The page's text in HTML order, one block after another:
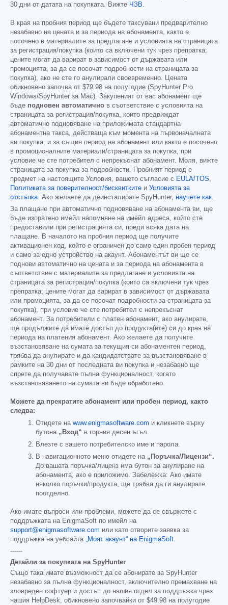
30 дни от датата на покупката. Вижте ЧЗВ
В края на пробния период ще бъдете таксувани предварително
незабавно на цената и за периода на абонамента, както е
посочено в материалите за предлагане и условията на страницата
за регистрация/покупка (които са включени тук чрез препратка;
цените могат да варират в зависимост от държавата или
промоцията, за да се посочат подробности на страницата за
покупка), ако не сте го анулирали своевременно. Цената
обикновено започва от $79.98 на полугодие (SpyHunter Pro
Windows/SpyHunter за Mac). Закупеният от вас абонамент ще
бъде подновен автоматично в съответствие с условията на
страницата за регистрация/покупка, които предвиждат
автоматично подновяване на приложимата стандартна
абонаментна такса, действаща към момента на първоначалната
ви покупка, и за същия период на абонамент или както е посочено
в промоционалните материали/страницата за покупка, при
условие че сте потребител с непрекъснат абонамент. Моля, вижте
страницата за покупка за подробности. Пробният период е
предмет на настоящите Условия, вашето съгласие с EULA/TOS
Политиката за поверителност/бисквитките и Условията за
отстъпка . Ако желаете да деинсталирате SpyHunter, научете как
За плащане при автоматично подновяване на абонамента ви, ще
бъде изпратено имейл напомняне на имейл адреса, който сте
предоставили при регистрацията си, преди всяка дата на
плащане. В началото на пробния период ще получите
активационен код, който е ограничен до само един пробен период
и само за едно устройство на акаунт. Абонаментът ви ще се
поднови автоматично на цената и за периода на абонамента в
съответствие с материалите за предлагане и условията на
страницата за регистрация/покупка (които са включени тук чрез
препратка; цените могат да варират в зависимост от държавата
или промоцията, за да се посочат подробности за страницата за
покупка), при условие че сте потребител с непрекъснат
абонамент. За потребители с платен абонамент, ако анулирате,
ще продължите да имате достъп до продукта(ите) си до края на
периода на платения абонамент. Ако желаете да получите
възстановяване на сумата за текущия си абонаментен период,
трябва да анулирате и да кандидатствате за възстановяване в
рамките на 30 дни от последната ви покупка и незабавно ще
спрете да получавате пълна функционалност, когато
възстановяването на сумата ви бъде обработено.
Можете да прекратите абонамент или пробен период, както
следва:
Отидете на www.enigmasoftware.com и кликнете върху
бутона „Вход“ в горния десен ъгъл.
Влезте с вашето потребителско име и парола.
В навигационното меню отидете на „Поръчка/Лицензи“.
До вашата поръчка/лиценз има бутон за анулиране на
абонамента, ако е приложимо. Забележка: Ако имате
няколко поръчки/продукта, ще трябва да ги анулирате
поотделно.
Ако имате въпроси или проблеми, можете да се свържете с
поддръжката на EnigmaSoft по имейл на
support@enigmasoftware.com или като отворите заявка за
поддръжка на уебсайта „Моят акаунт“ на EnigmaSoft.
------
Детайли за покупката на SpyHunter
Също така имате възможност да се абонирате за SpyHunter
незабавно за пълна функционалност, включително премахване на
зловреден софтуер и достъп до нашия отдел за поддръжка чрез
нашия HelpDesk, обикновено започвайки от $49.98 на полугодие